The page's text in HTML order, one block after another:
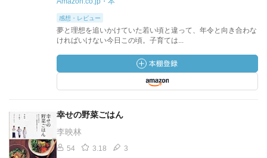
感想・レビュー
夢と理想を追いかけていた若い頃と違って、年令と向き合わな
ければいけない今日この頃。子育ては...
幸せの野菜ごはん
李映林
54 3.18 3